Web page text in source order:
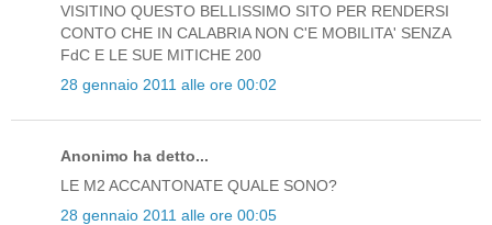
VISITINO QUESTO BELLISSIMO SITO PER RENDERSI
CONTO CHE IN CALABRIA NON C'E MOBILITA' SENZA
FdC E LE SUE MITICHE 200
28 gennaio 2011 alle ore 00:02
Anonimo ha detto...
LE M2 ACCANTONATE QUALE SONO?
28 gennaio 2011 alle ore 00:05